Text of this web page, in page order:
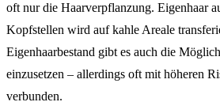
oft nur die Haarverpflanzung. Eigenhaar
Kopfstellen wird auf kahle Areale
Eigenhaarbestand gibt es auch die
einzusetzen – allerdings oft mit höheren
verbunden.